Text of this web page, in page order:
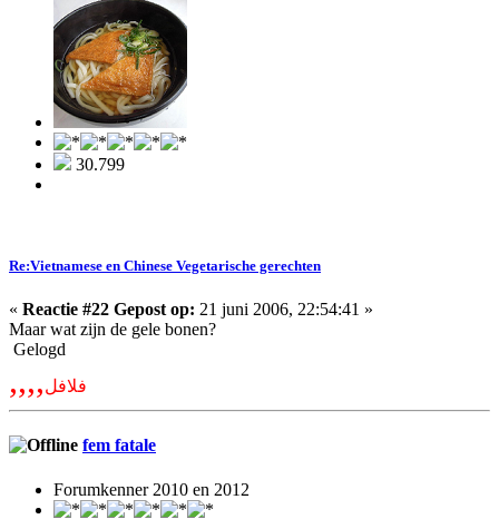
30.799
Re:Vietnamese en Chinese Vegetarische gerechten
« Reactie #22 Gepost op: 21 juni 2006, 22:54:41 »
Maar wat zijn de gele bonen?
Gelogd
,,,,فلافل
fem fatale
Forumkenner 2010 en 2012